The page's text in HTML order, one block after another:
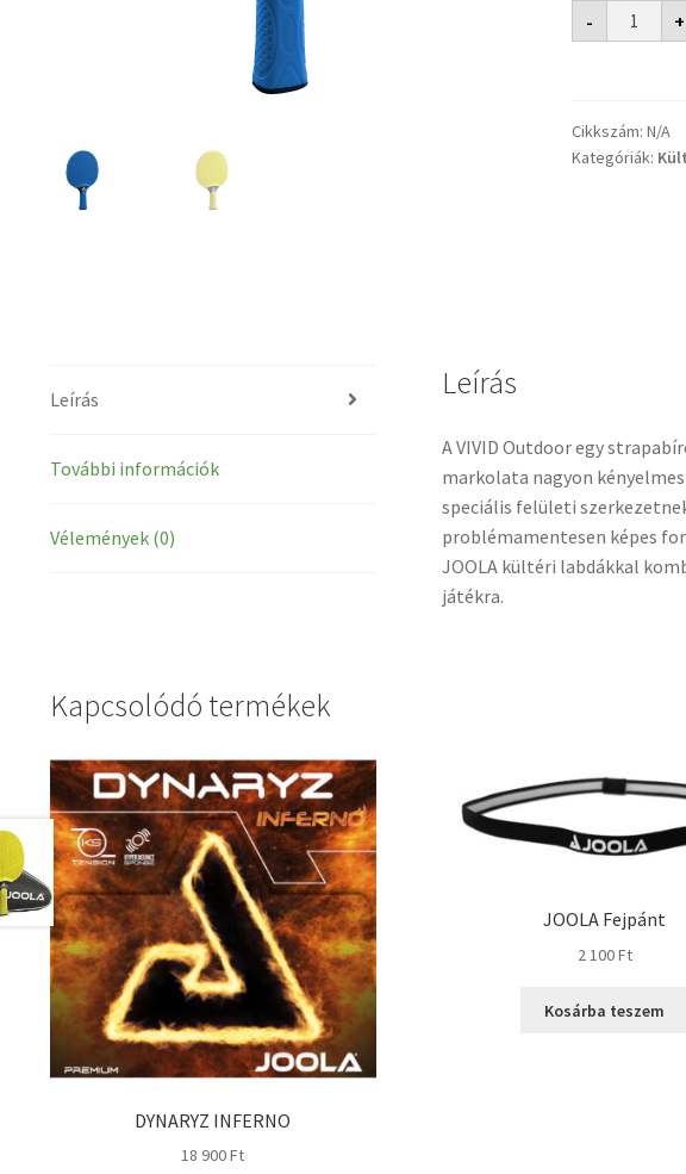
-
Vivid
+
Cikkszám:N/A
Kategóriák:
Leírás
További információk
Vélemények (0)
Leírás
A VIVID Outdoor egy
markolata nagyon
speciális felületi
problémamentesen képes
JOOLA kültéri labdákkal
játékra.
Kapcsolódó termékek
DYNARYZ INFERNO
18 900Ft
JOOLA Fejpánt
2 100Ft
Kosárba teszem